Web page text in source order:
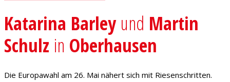
Katarina Barley und Martin
Schulz in Oberhausen
Die Europawahl am 26. Mai nähert sich mit Riesenschritten.